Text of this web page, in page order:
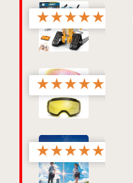
★★★★★
★★★★★
★★★★★